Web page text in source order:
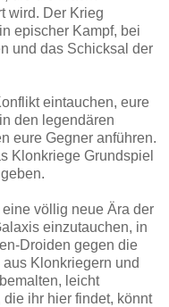
wird. Der Krieg
epischer Kampf, bei
und das Schicksal der
eintauchen, eure
den legendären
eure Gegner anführen.
Klonkriege Grundspiel
völlig neue Ära der
einzutauchen, in
Droiden gegen die
Klonkriegern und
leicht
ihr hier findet, könnt